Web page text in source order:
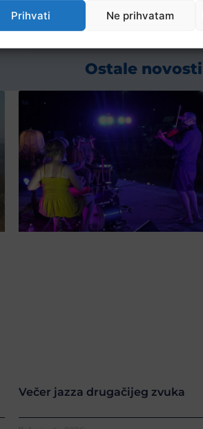
Prihvati Ne prihvatam
Ostale novosti
Večer jazza drugačijeg zvuka